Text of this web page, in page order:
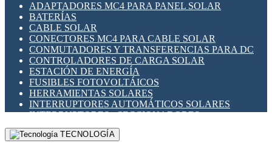
ADAPTADORES MC4 PARA PANEL SOLAR
BATERÍAS
CABLE SOLAR
CONECTORES MC4 PARA CABLE SOLAR
CONMUTADORES Y TRANSFERENCIAS PARA DC
CONTROLADORES DE CARGA SOLAR
ESTACIÓN DE ENERGÍA
FUSIBLES FOTOVOLTÁICOS
HERRAMIENTAS SOLARES
INTERRUPTORES AUTOMÁTICOS SOLARES
INTERRUPTORES - SECCIONADORES
FOTOVOLTÁICOS
MONTAJE PANEL SOLAR
TECNOLOGÍA